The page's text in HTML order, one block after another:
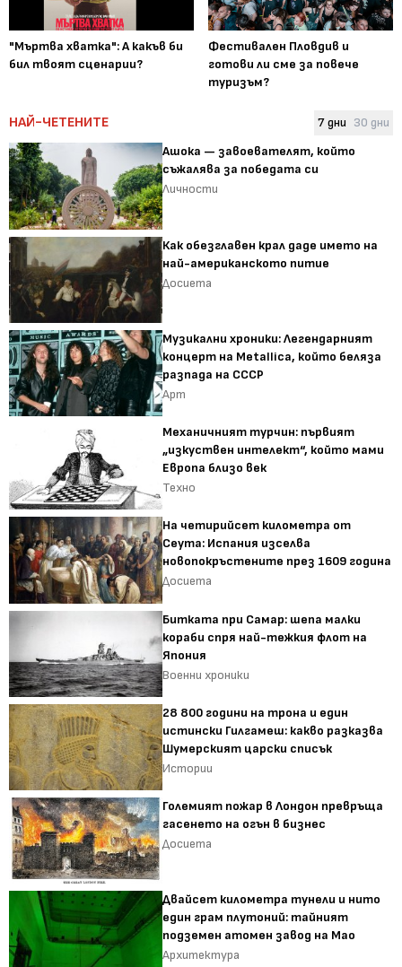
"Мъртва хватка": А какъв би
бил твоят сценарии?
Фестивален Пловдив и
готови ли сме за повече
туризъм?
НАЙ-ЧЕТЕНИТЕ 7 дни 30 дни
Ашока — завоевателят, който
съжалява за победата си
Личности
Как обезглавен крал даде името на
най-американското питие
Досиета
Музикални хроники: Легендарният
концерт на Metallica, който беляза
разпада на СССР
Арт
Механичният турчин: първият
„изкуствен интелект“, който мами
Европа близо век
Техно
На четирийсет километра от
Сеута: Испания изселва
новопокръстените през 1609 година
Досиета
Битката при Самар: шепа малки
кораби спря най-тежкия флот на
Япония
Военни хроники
28 800 години на трона и един
истински Гилгамеш: какво разказва
Шумерският царски списък
Истории
Големият пожар в Лондон превръща
гасенето на огън в бизнес
Досиета
Двайсет километра тунели и нито
един грам плутоний: тайният
подземен атомен завод на Мао
Архитектура